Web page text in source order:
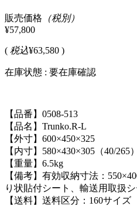
販売価格 （税別）
¥57,800
( 税込¥63,580 )
在庫状態 : 要在庫確認
【品番】0508-513
【品名】Trunko.R-L
【外寸】600×450×325
【内寸】580×430×305（40/265）
【重量】6.5kg
【備考】有効収納寸法：
り状貼付シート、輸送用取扱
【送料】送料区分：160サイズ